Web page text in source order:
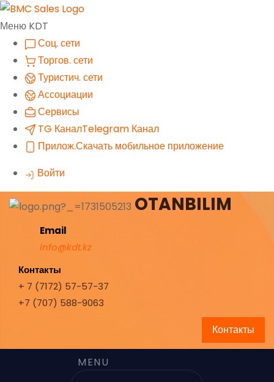
Меню KDT
Соц. сети
Торгов. сети
Туристич. сети
Ассоциации
Сервисы
TG КаналTelegram Канал
Прилож.Скачать мобильное приложение
Войти
OTANBILIM
Email
info@kdt.kz
Контакты
+ 7 (7172) 57-57-37
+7 (707) 588-9063
Контакты
MENU